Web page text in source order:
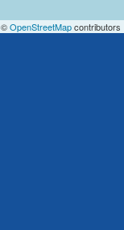
©OpenStreetMapcontributors